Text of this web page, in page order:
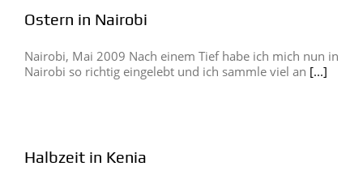
Ostern in Nairobi
Nairobi, Mai 2009 Nach einem Tief habe ich mich nun in
Nairobi so richtig eingelebt und ich sammle viel an [...]
Halbzeit in Kenia